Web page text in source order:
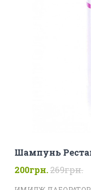
Шампунь
200грн.269грн.